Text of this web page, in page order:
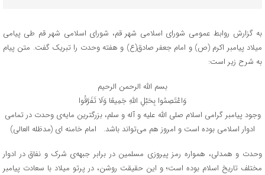
به گزارش روابط عمومی شورای اسلامی شهر قم، شورای اسلامی شهر قم طی پیامی
میلاد پیامبر اکرم (ص) و امام جعفر صادق(ع) و هفته وحدت را تبریک گفت. متن پیام
به شرح زیر است:
بسم الله الرحمن الرحیم
وَاعْتَصِمُوا بِحَبْلِ اللَّهِ جَمِیعًا وَلَا تَفَرَّقُوا
وجود پیامبر گرامی اسلام صلی الله علیه و آله و سلم، بزرگترین مایه‌ی وحدت در تمامی
ادوار اسلامی بوده است و امروز هم می‌تواند باشد. امام خامنه ای (مدظله العالی)
وحدت و همدلی، همواره رمز پیروزی مسلمین در برابر جبهه‌ی شرک و نفاق در ادوار
مختلف تاریخ اسلام بوده است؛ و این حقیقت روشن، در پرتو میلاد با سعادت پیامبر